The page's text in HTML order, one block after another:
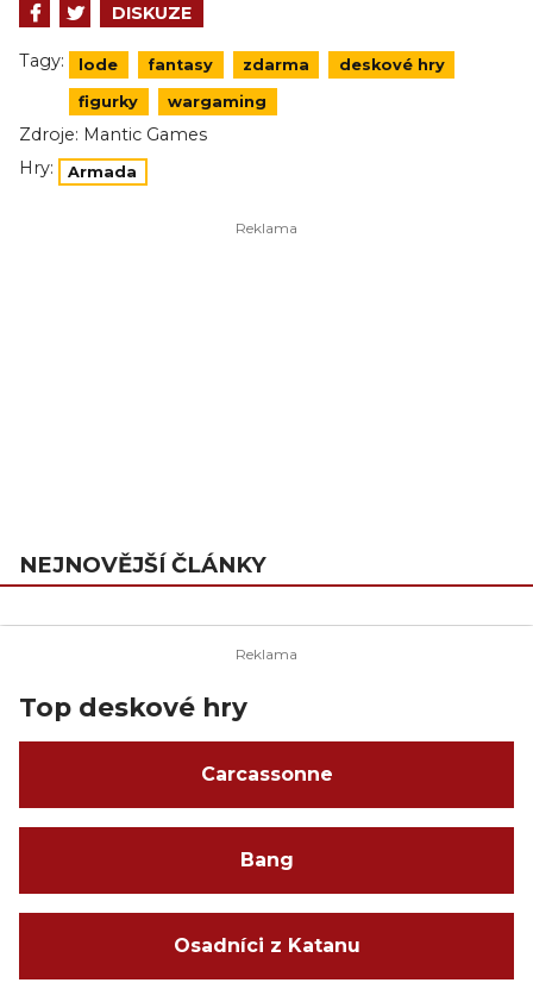
DISKUZE
Tagy: lode fantasy zdarma deskové hry
figurky wargaming
Zdroje: Mantic Games
Hry:
Armada
NEJNOVĚJŠÍ ČLÁNKY
Top deskové hry
Carcassonne
Bang
Osadníci z Katanu